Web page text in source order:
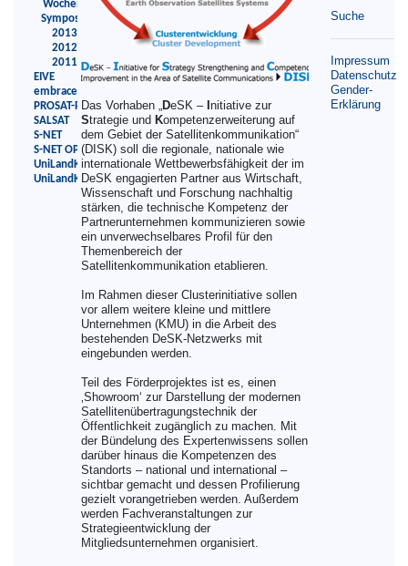
Wochenend-
Symposium
2013
2012
2011
EIVE
embrace5G
PROSAT-Pro
SALSAT
S-NET
S-NET OPS
UniLandKom
UniLandKom-Pro
Das Vorhaben „DeSK –I nitiative zur
Strategie und Kompetenzerweiterung auf
dem Gebiet der Satellitenkommunikation“
(DISK) soll die regionale, nationale wie
internationale Wettbewerbsfähigkeit der im
DeSK engagierten Partner aus Wirtschaft,
Wissenschaft und Forschung nachhaltig
stärken, die technische Kompetenz der
Partnerunternehmen kommunizieren sowie
ein unverwechselbares Profil für den
Themenbereich der
Satellitenkommunikation etablieren.
Im Rahmen dieser Clusterinitiative sollen
vor allem weitere kleine und mittlere
Unternehmen (KMU) in die Arbeit des
bestehenden DeSK-Netzwerks mit
eingebunden werden.
Teil des Förderprojektes ist es, einen
‚Showroom‘ zur Darstellung der modernen
Satellitenübertragungstechnik der
Öffentlichkeit zugänglich zu machen. Mit
der Bündelung des Expertenwissens sollen
darüber hinaus die Kompetenzen des
Standorts – national und international –
sichtbar gemacht und dessen Profilierung
gezielt vorangetrieben werden. Außerdem
werden Fachveranstaltungen zur
Strategieentwicklung der
Mitgliedsunternehmen organisiert.
Suche
Impressum
Datenschutz
Gender-
Erklärung